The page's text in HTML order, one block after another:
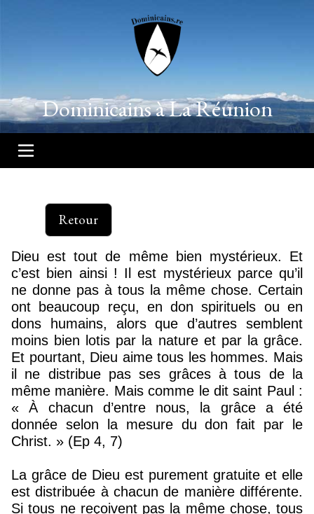
Dominicains à La Réunion
Retour
Dieu est tout de même bien mystérieux. Et
c’est bien ainsi ! Il est mystérieux parce qu’il
ne donne pas à tous la même chose. Certain
ont beaucoup reçu, en don spirituels ou en
dons humains, alors que d’autres semblent
moins bien lotis par la nature et par la grâce.
Et pourtant, Dieu aime tous les hommes. Mais
il ne distribue pas ses grâces à tous de la
même manière. Mais comme le dit saint Paul :
« À chacun d’entre nous, la grâce a été
donnée selon la mesure du don fait par le
Christ. » (Ep 4, 7)
La grâce de Dieu est purement gratuite et elle
est distribuée à chacun de manière différente.
Si tous ne reçoivent pas la même chose, tous